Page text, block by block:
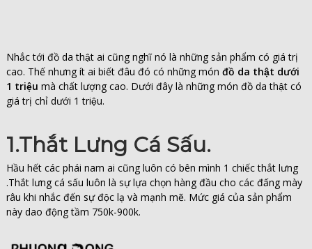
Nhắc tới đồ da thật ai cũng nghĩ nó là những sản phẩm có giá trị
cao. Thế nhưng ít ai biết đâu đó có những món đồ da thật dưới
1 triệu mà chất lượng cao. Dưới đây là những món đồ da thật có
giá trị chỉ dưới 1 triệu.
1.Thắt Lưng Cá Sấu.
Hầu hết các phái nam ai cũng luôn có bên mình 1 chiếc thắt lưng
.Thắt lưng cá sấu luôn là sự lựa chọn hàng đầu cho các đấng mày
râu khi nhắc đến sự độc lạ và mạnh mẽ. Mức giá của sản phẩm
này dao động tầm 750k-900k.